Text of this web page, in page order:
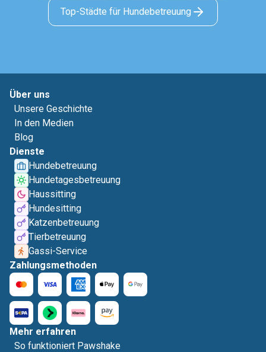
Top-Städte für Hundebetreuung
Über uns
Unsere Geschichte
In den Medien
Blog
Dienste
Hundebetreuung
Hundetagesbetreuung
Haussitting
Hundesitting
Katzenbetreuung
Tierbetreuung
Gassi-Service
Zahlungsmethoden
Mehr erfahren
So funktioniert Pawshake